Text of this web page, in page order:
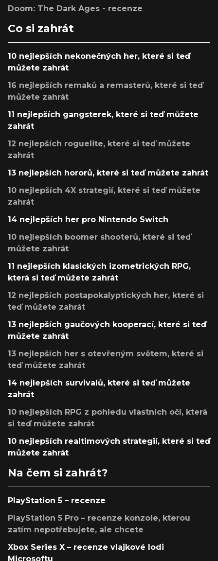
Doom: The Dark Ages - recenze
Co si zahrát
10 nejlepších nekonečných her, které si teď
můžete zahrát
16 nejlepších remaků a remasterů, které si teď
můžete zahrát
11 nejlepších gangsterek, které si teď můžete
zahrát
12 nejlepších roguelite, které si teď můžete
zahrát
13 nejlepších hororů, které si teď můžete zahrát
10 nejlepších 4X strategií, které si teď můžete
zahrát
14 nejlepších her pro Nintendo Switch
10 nejlepších boomer shooterů, které si teď
můžete zahrát
11 nejlepších klasických izometrických RPG,
která si teď můžete zahrát
12 nejlepších postapokalyptických her, které si
teď můžete zahrát
13 nejlepších gaučových kooperací, které si teď
můžete zahrát
13 nejlepších her s otevřeným světem, které si
teď můžete zahrát
14 nejlepších survivalů, které si teď můžete
zahrát
10 nejlepších RPG z pohledu vlastních očí, která
si teď můžete zahrát
10 nejlepších realtimových strategií, které si teď
můžete zahrát
Na čem si zahrát?
PlayStation 5 – recenze
PlayStation 5 Pro – recenze konzole, kterou
zatím nepotřebujete, ale chcete
Xbox Series X – recenze vlajkové lodi
Microsoftu